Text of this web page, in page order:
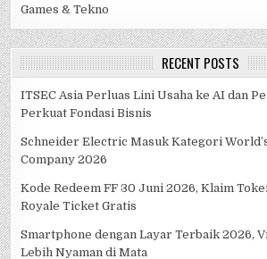
Games & Tekno
RECENT POSTS
ITSEC Asia Perluas Lini Usaha ke AI dan
Perkuat Fondasi Bisnis
Schneider Electric Masuk Kategori
Company 2026
Kode Redeem FF 30 Juni 2026, Klaim
Royale Ticket Gratis
Smartphone dengan Layar Terbaik 2026,
Lebih Nyaman di Mata